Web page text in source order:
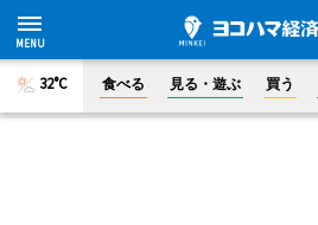
32°C 食べる 見る・遊ぶ 買う